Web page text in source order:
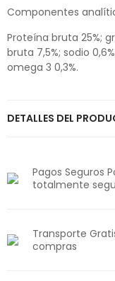
Componentes
Proteína bruta 25%;
bruta 7,5%; sodio
omega 3 0,3%.
DETALLES DEL
Pagos Seguros
totalmente
Transporte
compras